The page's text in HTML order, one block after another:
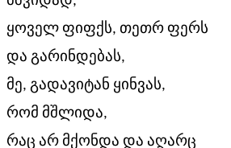
ყოველ ფიფქს, თეთრ ფერს
და გარინდებას,
მე, გადავიტან ყინვას,
რომ მშლიდა,
რაც არ მქონდა და აღარც